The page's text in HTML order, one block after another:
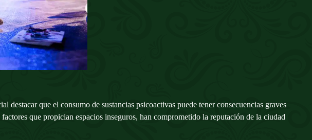
que el consumo de sustancias psicoactivas puede tener consecuencias graves
que propician espacios inseguros, han comprometido la reputación de la ciudad